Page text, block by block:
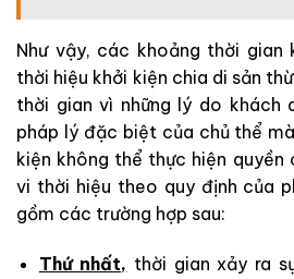
Như vậy, các khoảng thời gian
thời hiệu khởi kiện chia di sản
thời gian vì những lý do khách
pháp lý đặc biệt của chủ thể
kiện không thể thực hiện quyền
vi thời hiệu theo quy định của
gồm các trường hợp sau:
Thứ nhất, thời gian xảy ra